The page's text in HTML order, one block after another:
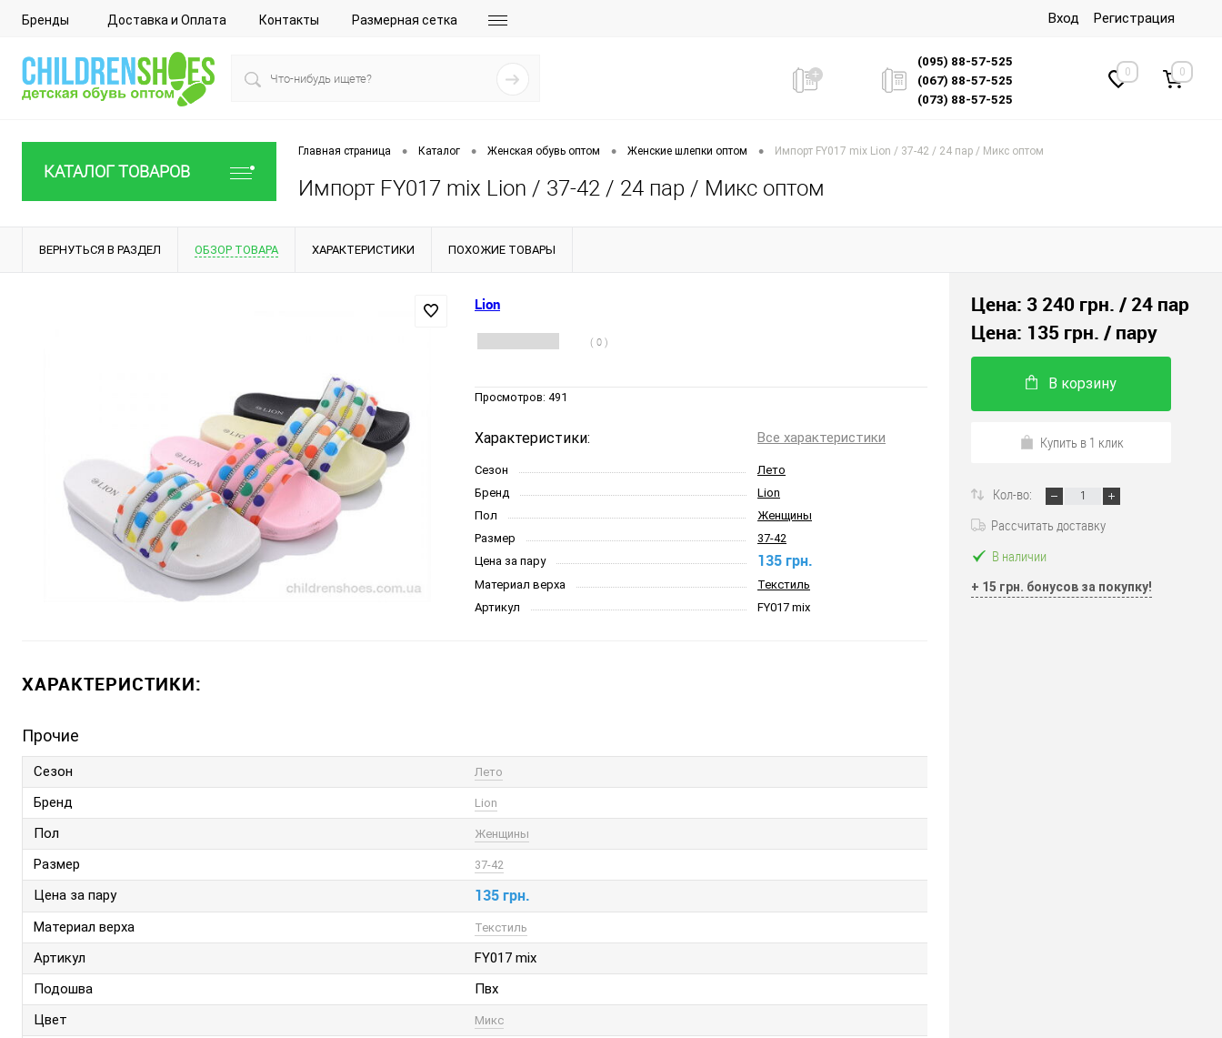
Бренды Доставка и Оплата Контакты Размерная сетка Вход Регистрация
(095) 88-57-525
(067) 88-57-525
(073) 88-57-525
0 0
КАТАЛОГ ТОВАРОВ
Главная страница • Каталог • Женская обувь оптом • Женские шлепки оптом • Импорт FY017 mix Lion / 37-42 / 24 пар / Микс оптом
Импорт FY017 mix Lion / 37-42 / 24 пар / Микс оптом
ВЕРНУТЬСЯ В РАЗДЕЛ ОБЗОР ТОВАРА ХАРАКТЕРИСТИКИ ПОХОЖИЕ ТОВАРЫ
Lion
( 0 )
Просмотров: 491
Характеристики: Все характеристики
Сезон
Лето
Бренд
Lion
Пол
Женщины
Размер
37-42
Цена за пару
135 грн.
Материал верха
Текстиль
Артикул
FY017 mix
ХАРАКТЕРИСТИКИ:
Прочие
Сезон Лето
Бренд Lion
Пол Женщины
Размер 37-42
Цена за пару 135 грн.
Материал верха Текстиль
Артикул
FY017 mix
Подошва
Пвх
Цвет
Микс
Цена: 3 240 грн. / 24 пар
Цена: 135 грн. / пару
В корзину
Купить в 1 клик
Кол-во:
Рассчитать доставку
В наличии
+ 15 грн. бонусов за покупку!